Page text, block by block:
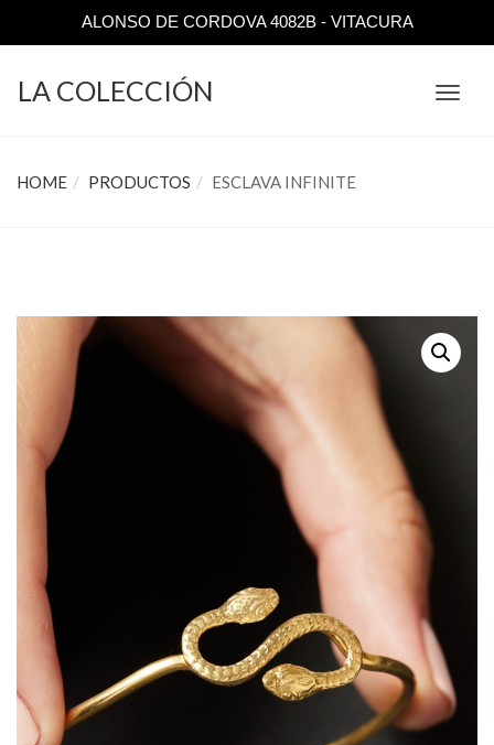
ALONSO DE CORDOVA 4082B - VITACURA
LA COLECCIÓN
HOME PRODUCTOS ESCLAVA INFINITE